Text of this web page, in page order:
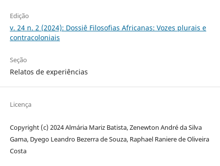
Edição
v. 24 n. 2 (2024): Dossiê Filosofias Africanas: Vozes plurais e
contracoloniais
Seção
Relatos de experiências
Licença
Copyright (c) 2024 Almária Mariz Batista, Zenewton André da Silva
Gama, Dyego Leandro Bezerra de Souza, Raphael Raniere de Oliveira
Costa